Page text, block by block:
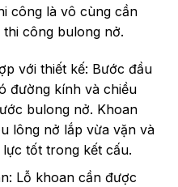
công là vô cùng cần
công bulong nở.
với thiết kế: Bước đầu
đường kính và chiều
bulong nở. Khoan
lông nở lắp vừa vặn và
tốt trong kết cấu.
Lỗ khoan cần được